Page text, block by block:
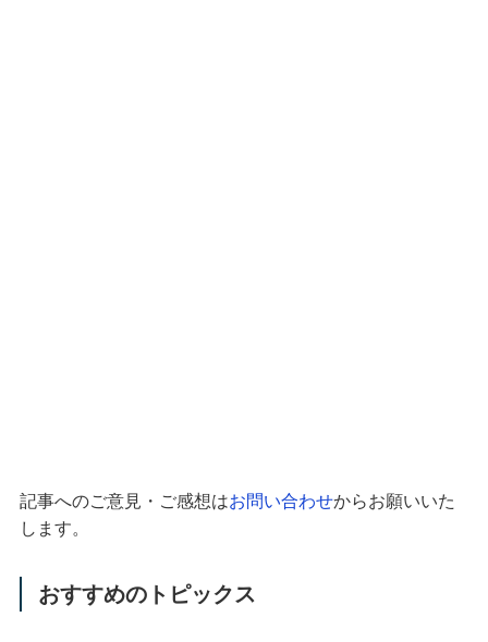
記事へのご意見・ご感想はお問い合わせからお願いいた
します。
おすすめのトピックス